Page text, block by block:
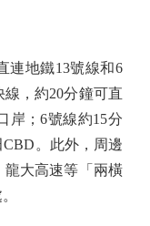
地鐵13號線和6
，約20分鐘可直
岸；6號線約15分
。此外，周邊
龍大高速等「兩橫